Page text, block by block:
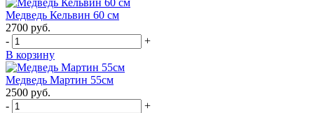
Медведь Кельвин 60 см
2700 руб.
-
+
В корзину
Медведь Мартин 55см
2500 руб.
-
+